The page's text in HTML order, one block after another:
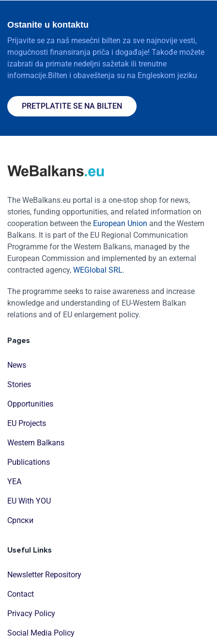
Ostanite u kontaktu
Prijavite se za naš mesečni bilten za sve najnovije vesti,
mogućnosti finansiranja priča i događaje! Takođe možete
izabrati da primate nedeljni sažetak ili trenutne
informacije.Bilten i obaveštenja su na Engleskom jeziku
PRETPLATITE SE NA BILTEN
The WeBalkans.eu portal is a one-stop shop for news,
stories, funding opportunities, and related information on
cooperation between the European Union and the Western
Balkans. It is part of the EU Regional Communication
Programme for the Western Balkans, managed by the
European Commission and implemented by an external
contracted agency, WEGlobal SRL.
The programme seeks to raise awareness and increase
knowledge and understanding of EU-Western Balkan
relations and of EU enlargement policy.
Pages
News
Stories
Opportunities
EU Projects
Western Balkans
Publications
YEA
EU With YOU
Cрпски
Useful Links
Newsletter Repository
Contact
Privacy Policy
Social Media Policy